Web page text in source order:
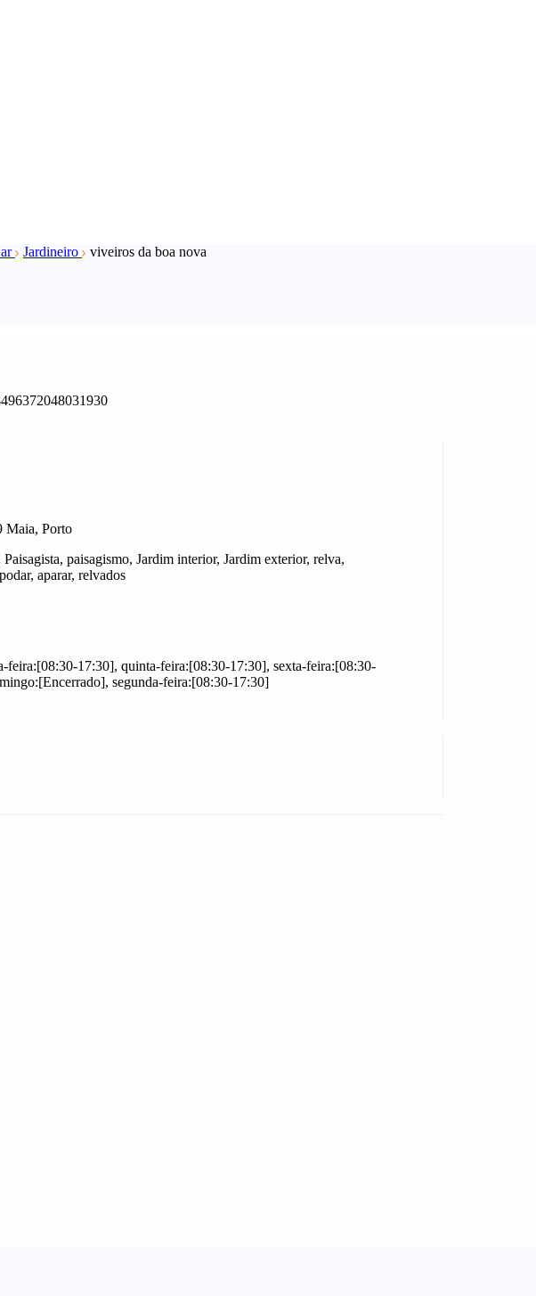
Jardineiro viveiros da boa nova
Maia, Porto
paisagismo, Jardim interior, Jardim exterior, relva,
aparar, relvados
feira:[08:30-17:30], quinta-feira:[08:30-17:30], sexta-feira:[08:30-
segunda-feira:[08:30-17:30]